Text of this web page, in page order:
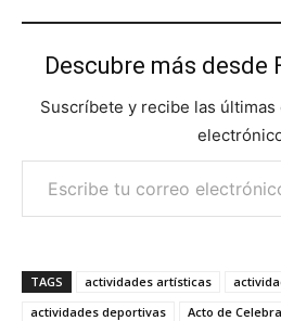
Descubre más desde
Suscríbete y recibe las
Escribe tu correo electrónico…
TAGS actividades artísticas
actividades deportivas
Acto de